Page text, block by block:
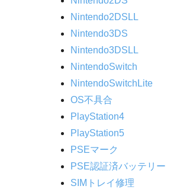
Nintendo2DSLL
Nintendo3DS
Nintendo3DSLL
NintendoSwitch
NintendoSwitchLite
OS不具合
PlayStation4
PlayStation5
PSEマーク
PSE認証済バッテリー
SIMトレイ修理